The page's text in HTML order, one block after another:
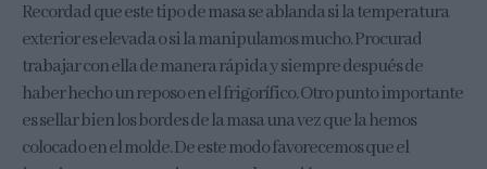
Recordad que este tipo de masa se ablanda si la temperatura
exterior es elevada o si la manipulamos mucho. Procurad
trabajar con ella de manera rápida y siempre después de
haber hecho un reposo en el frigorífico. Otro punto importante
es sellar bien los bordes de la masa una vez que la hemos
colocado en el molde. De este modo favorecemos que el